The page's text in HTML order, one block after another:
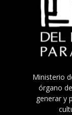
Ministerio
órgano
generar y